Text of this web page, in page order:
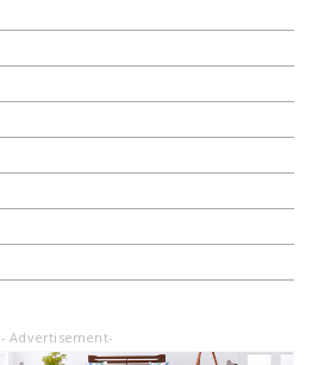
- Advertisement-